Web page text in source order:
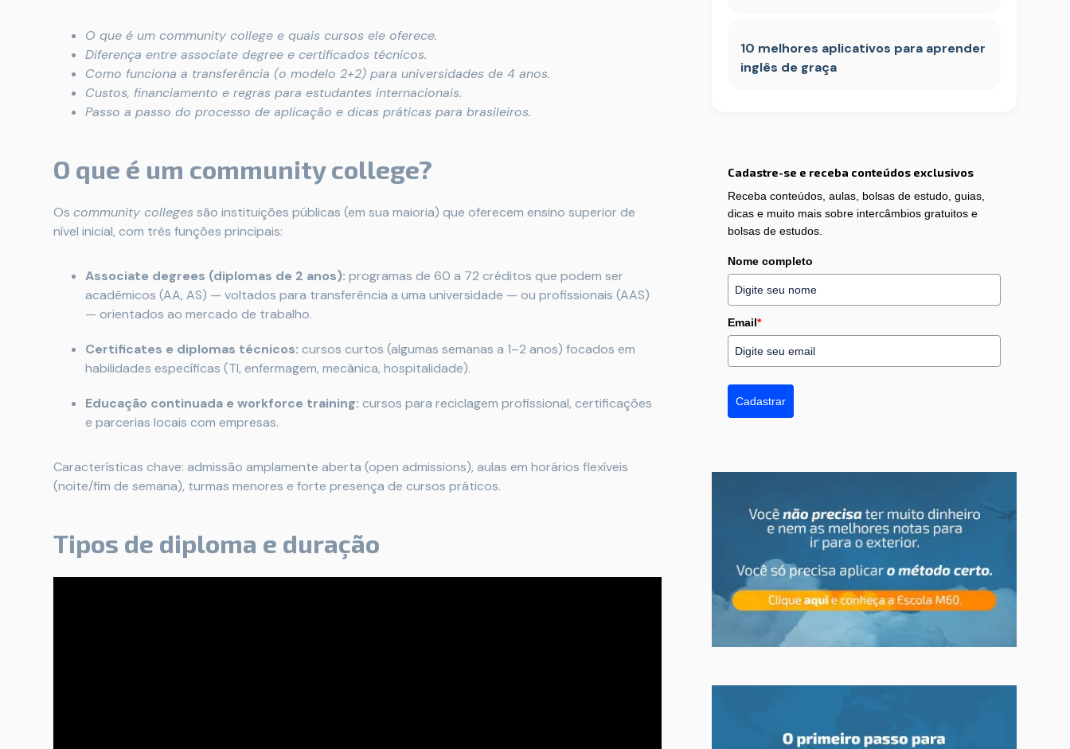
O que é um community college e quais cursos ele oferece.
Diferença entre associate degree e certificados técnicos.
Como funciona a transferência (o modelo 2+2) para universidades de 4 anos.
Custos, financiamento e regras para estudantes internacionais.
Passo a passo do processo de aplicação e dicas práticas para brasileiros.
O que é um community college?
Os community colleges são instituições públicas (em sua maioria) que oferecem ensino superior de
nível inicial, com três funções principais:
Associate degrees (diplomas de 2 anos): programas de 60 a 72 créditos que podem ser
acadêmicos (AA, AS) — voltados para transferência a uma universidade — ou profissionais (AAS)
— orientados ao mercado de trabalho.
Certificates e diplomas técnicos: cursos curtos (algumas semanas a 1–2 anos) focados em
habilidades específicas (TI, enfermagem, mecânica, hospitalidade).
Educação continuada e workforce training: cursos para reciclagem profissional, certificações
e parcerias locais com empresas.
Características chave: admissão amplamente aberta (open admissions), aulas em horários flexíveis
(noite/fim de semana), turmas menores e forte presença de cursos práticos.
Tipos de diploma e duração
10 melhores aplicativos para aprender
inglês de graça
Cadastre-se e receba conteúdos exclusivos
Receba conteúdos, aulas, bolsas de estudo, guias,
dicas e muito mais sobre intercâmbios gratuitos e
bolsas de estudos.
Nome completo
Email*
Cadastrar